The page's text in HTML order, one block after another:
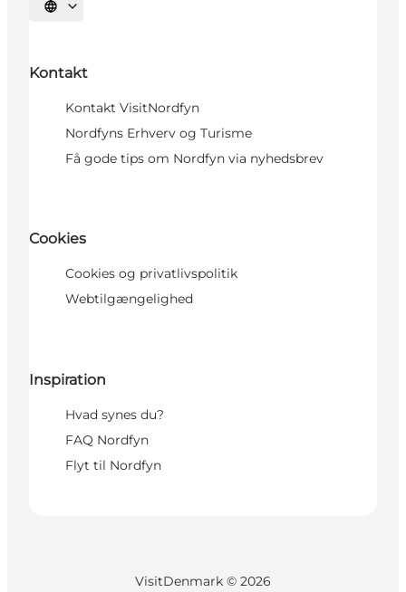
Vælg sprog
Kontakt
Kontakt VisitNordfyn
Nordfyns Erhverv og Turisme
Få gode tips om Nordfyn via nyhedsbrev
Cookies
Cookies og privatlivspolitik
Webtilgængelighed
Inspiration
Hvad synes du?
FAQ Nordfyn
Flyt til Nordfyn
VisitDenmark © 2026